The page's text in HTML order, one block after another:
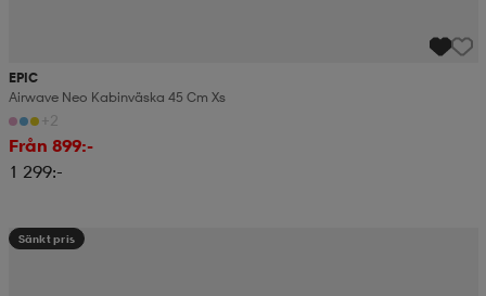
EPIC
Airwave Neo Kabinväska 45 Cm Xs
+2
Från 899:-
1 299:-
Sänkt pris